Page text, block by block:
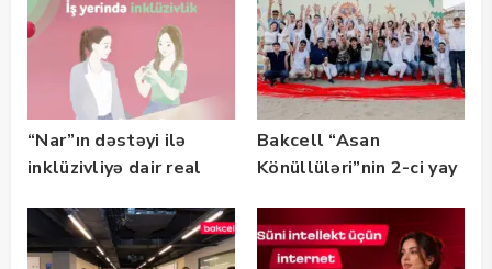
“Nar”ın dəstəyi ilə
inklüzivliyə dair real
təqdim edilir
Bakcell “Asan
Könüllüləri”nin 2-ci yay
olub — FOTO